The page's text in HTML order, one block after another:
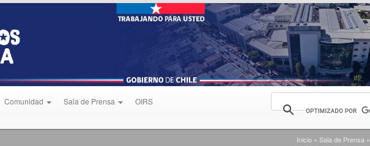
Comunidad Sala de Prensa OIRS
Inicio» Sala de Prensa»